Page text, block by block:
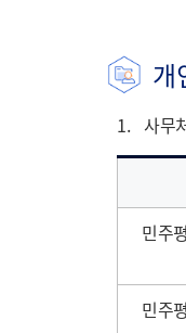
개
1. 사무
민주
민주